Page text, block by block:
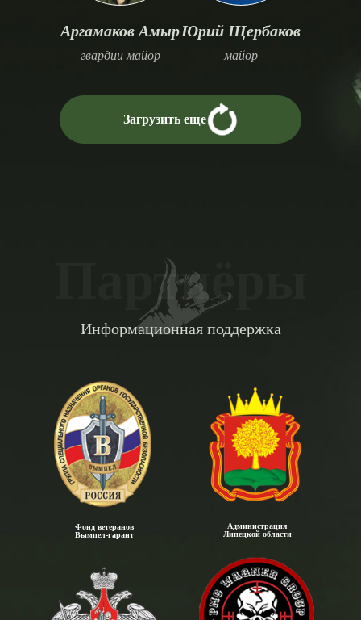
Аргамаков Амыр
гвардии майор
Юрий Щербаков
майор
Загрузить еще
Партнёры
Информационная поддержка
Фонд ветеранов
Вымпел-гарант
Администрация
Липецкой области